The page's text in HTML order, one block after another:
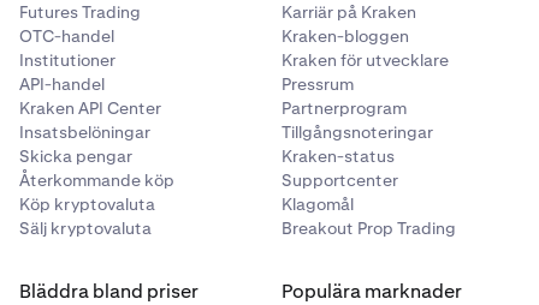
Futures Trading
OTC-handel
Institutioner
API-handel
Kraken API Center
Insatsbelöningar
Skicka pengar
Återkommande köp
Köp kryptovaluta
Sälj kryptovaluta
Karriär på Kraken
Kraken-bloggen
Kraken för utvecklare
Pressrum
Partnerprogram
Tillgångsnoteringar
Kraken-status
Supportcenter
Klagomål
Breakout Prop Trading
Bläddra bland priser Populära marknader